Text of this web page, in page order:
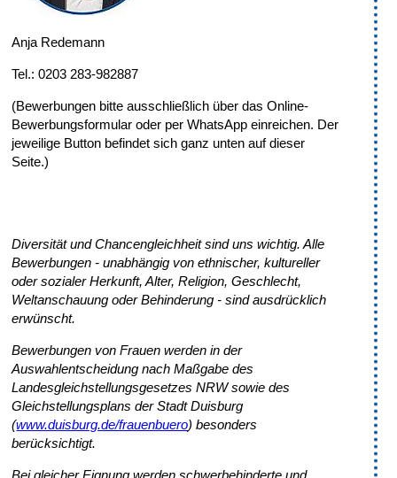
Anja Redemann
Tel.: 0203 283-982887
(Bewerbungen bitte ausschließlich über das Online-
Bewerbungsformular oder per WhatsApp einreichen. Der
jeweilige Button befindet sich ganz unten auf dieser
Seite.)
Diversität und Chancengleichheit sind uns wichtig. Alle
Bewerbungen - unabhängig von ethnischer, kultureller
oder sozialer Herkunft, Alter, Religion, Geschlecht,
Weltanschauung oder Behinderung - sind ausdrücklich
erwünscht.
Bewerbungen von Frauen werden in der
Auswahlentscheidung nach Maßgabe des
Landesgleichstellungsgesetzes NRW sowie des
Gleichstellungsplans der Stadt Duisburg
(www.duisburg.de/frauenbuero) besonders
berücksichtigt.
Bei gleicher Eignung werden schwerbehinderte und